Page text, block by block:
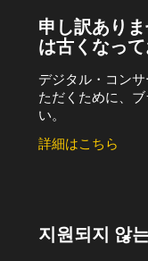
申し訳あり
は古くなっ
デジタル・コン
ただくために、
い。
詳細はこちら
지원되지 않